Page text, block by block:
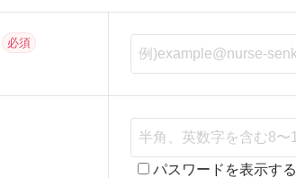
必須
パスワードを表示する